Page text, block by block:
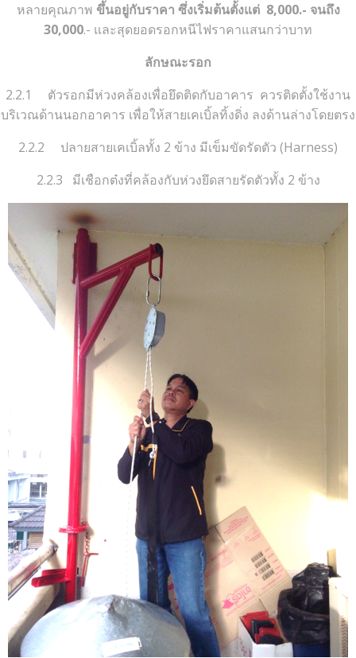
หลายคุณภาพ ขึ้นอยู่กับราคา ซึ่งเริ่มต้นตั้งแต่ 8,000.- จนถึง
30,000.- และสุดยอดรอกหนีไฟราคาแสนกว่าบาท
ลักษณะรอก
2.2.1 ตัวรอกมีห่วงคล้องเพื่อยึดติดกับอาคาร ควรติดตั้งใช้งาน
บริเวณด้านนอกอาคาร เพื่อให้สายเคเบิ้ลทิ้งดิ่ง ลงด้านล่างโดยตรง
2.2.2 ปลายสายเคเบิ้ลทั้ง 2 ข้าง มีเข็มขัดรัดตัว (Harness)
2.2.3 มีเชือกต๋งที่คล้องกับห่วงยึดสายรัดตัวทั้ง 2 ข้าง